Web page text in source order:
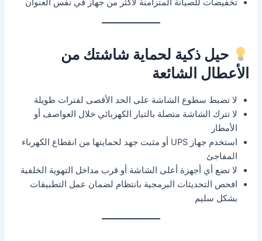
تخفيضات للصيانة المتزامنة لأكثر من جهاز في نفس العنوان
حيل ذكية لحماية شاشتك من
الأعطال الشائعة
لا تضبط سطوع الشاشة على الحد الأقصى لفترات طويلة
لا تترك الشاشة متصلة بالتيار الكهربائي خلال العواصف أو
الأمطار
استخدم جهاز UPS أو مثبت جهد لحمايتها من انقطاع الكهرباء
المفاجئ
لا تضع أي أجهزة أعلى الشاشة أو قرب مداخل التهوية الخلفية
افحص التحديثات البرمجية بانتظام لضمان عمل التطبيقات
بشكل سليم